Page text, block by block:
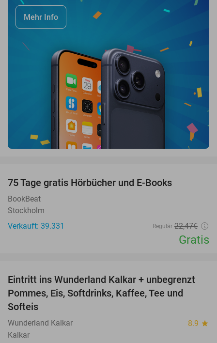
Mehr Info
75 Tage gratis Hörbücher und E-Books
BookBeat
Stockholm
Verkauft: 39.331
Regulär 22,47€
Gratis
32%
Eintritt ins Wunderland Kalkar + unbegrenzt
Pommes, Eis, Softdrinks, Kaffee, Tee und
Softeis
Wunderland Kalkar 8.9 star
Kalkar